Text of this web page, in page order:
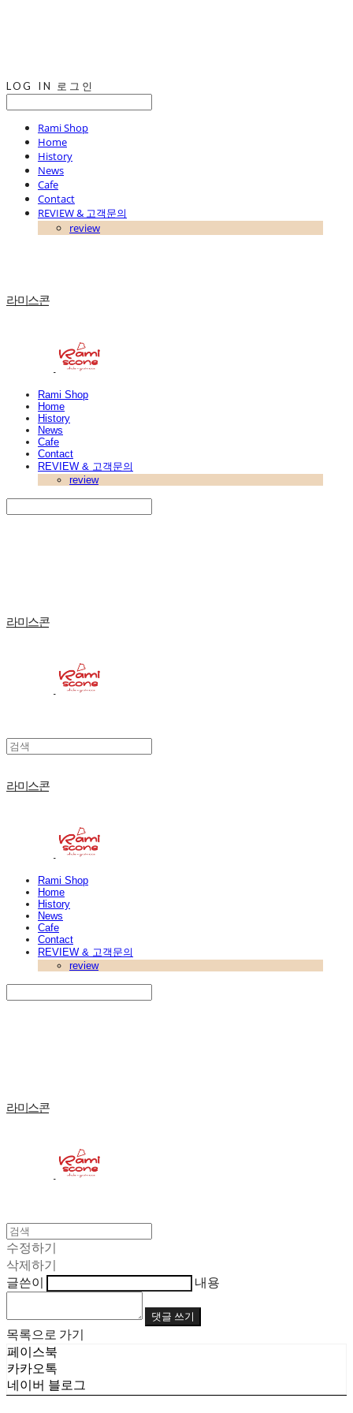
LOG IN 로그인
Rami Shop
Home
History
News
Cafe
Contact
REVIEW & 고객문의
review
라미스콘
Rami Shop
Home
History
News
Cafe
Contact
REVIEW & 고객문의
review
라미스콘
라미스콘
Rami Shop
Home
History
News
Cafe
Contact
REVIEW & 고객문의
review
라미스콘
수정하기
삭제하기
글쓴이
내용
댓글 쓰기
목록으로 가기
페이스북
카카오톡
네이버 블로그